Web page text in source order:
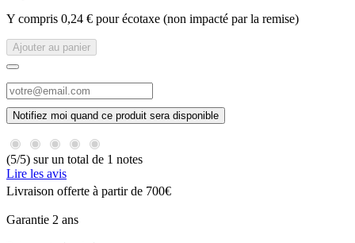
Y compris 0,24 € pour écotaxe (non impacté par la remise)
Ajouter au panier
Notifiez moi quand ce produit sera disponible
(5/5) sur un total de 1 notes
Lire les avis
Livraison offerte à partir de 700€
Garantie 2 ans